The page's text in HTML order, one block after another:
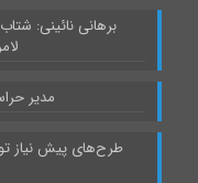
برهانی نائینی:
مدیر
طرح‌های پیش نیاز